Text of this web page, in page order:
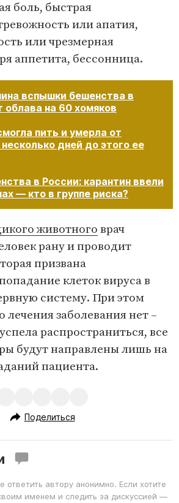
боль, быстрая
или апатия,
или чрезмерная
аппетита, бессонница.
вспышки бешенства в
на 60 хомяков
пить и умерла от
дней до этого ее
в России: карантин ввели
— кто в группе риска?​​​​​​​
животного врач
рану и проводит
призвана
клеток вируса в
систему. При этом
лечения заболевания нет –
распространиться, все
будут направлены лишь на
пациента.
Поделиться
автору анонимно. Если хотите
именем и следить за дискуссией —